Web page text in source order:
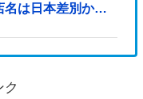
は日本差別から
ク